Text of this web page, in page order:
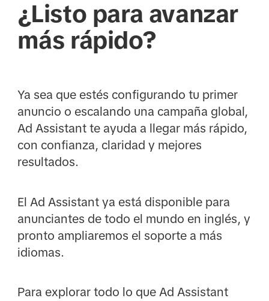
¿Listo para avanzar
más rápido?
Ya sea que estés configurando tu primer
anuncio o escalando una campaña global,
Ad Assistant te ayuda a llegar más rápido,
con confianza, claridad y mejores
resultados.
El Ad Assistant ya está disponible para
anunciantes de todo el mundo en inglés, y
pronto ampliaremos el soporte a más
idiomas.
Para explorar todo lo que Ad Assistant